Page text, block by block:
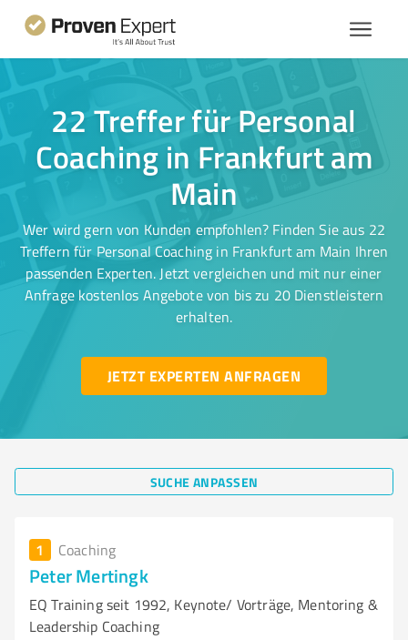
22 Treffer für Personal
Coaching in Frankfurt am
Main
Wer wird gern von Kunden empfohlen? Finden Sie aus 22
Treffern für Personal Coaching in Frankfurt am Main Ihren
passenden Experten. Jetzt vergleichen und mit nur einer
Anfrage kostenlos Angebote von bis zu 20 Dienstleistern
erhalten.
JETZT EXPERTEN ANFRAGEN
SUCHE ANPASSEN
1 Coaching
Peter Mertingk
EQ Training seit 1992, Keynote/ Vorträge, Mentoring &
Leadership Coaching